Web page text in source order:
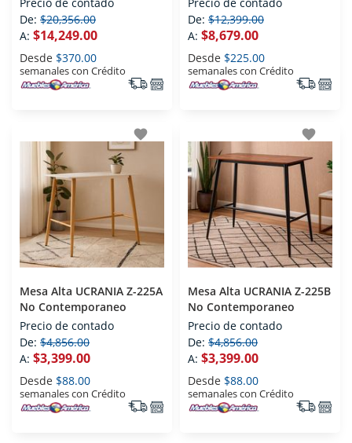
De: $20,356.00
A: $14,249.00
Desde $370.00
semanales con Crédito
De: $12,399.00
A: $8,679.00
Desde $225.00
semanales con Crédito
favorite
Mesa Alta UCRANIA Z-225A
No Contemporaneo
Precio de contado
De: $4,856.00
A: $3,399.00
Desde $88.00
semanales con Crédito
favorite
Mesa Alta UCRANIA Z-225B
No Contemporaneo
Precio de contado
De: $4,856.00
A: $3,399.00
Desde $88.00
semanales con Crédito